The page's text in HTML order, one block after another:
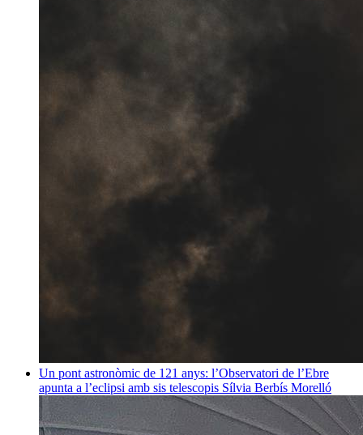
Un pont astronòmic de 121 anys: l’Observatori de l’Ebre
apunta a l’eclipsi amb sis telescopis Sílvia Berbís Morelló